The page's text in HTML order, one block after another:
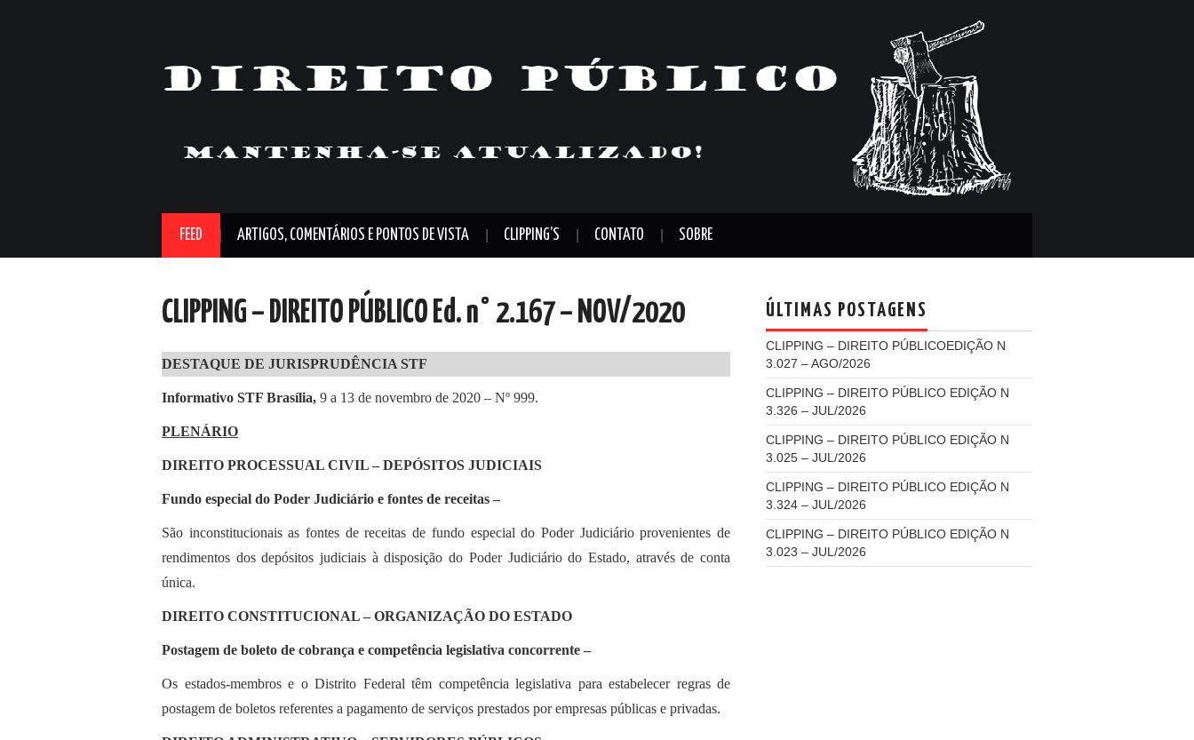
FEED ARTIGOS, COMENTÁRIOS E PONTOS DE VISTA CLIPPING’S CONTATO SOBRE
CLIPPING – DIREITO PÚBLICO Ed. n° 2.167 – NOV/2020
DESTAQUE DE JURISPRUDÊNCIA STF
Informativo STF Brasília, 9 a 13 de novembro de 2020 – Nº 999.
PLENÁRIO
DIREITO PROCESSUAL CIVIL – DEPÓSITOS JUDICIAIS
Fundo especial do Poder Judiciário e fontes de receitas –
São inconstitucionais as fontes de receitas de fundo especial do Poder Judiciário provenientes de
rendimentos dos depósitos judiciais à disposição do Poder Judiciário do Estado, através de conta
única.
DIREITO CONSTITUCIONAL – ORGANIZAÇÃO DO ESTADO
Postagem de boleto de cobrança e competência legislativa concorrente –
Os estados-membros e o Distrito Federal têm competência legislativa para estabelecer regras de
postagem de boletos referentes a pagamento de serviços prestados por empresas públicas e privadas.
ÚLTIMAS POSTAGENS
CLIPPING – DIREITO PÚBLICOEDIÇÃO N
3.027 – AGO/2026
CLIPPING – DIREITO PÚBLICO EDIÇÃO N
3.326 – JUL/2026
CLIPPING – DIREITO PÚBLICO EDIÇÃO N
3.025 – JUL/2026
CLIPPING – DIREITO PÚBLICO EDIÇÃO N
3.324 – JUL/2026
CLIPPING – DIREITO PÚBLICO EDIÇÃO N
3.023 – JUL/2026